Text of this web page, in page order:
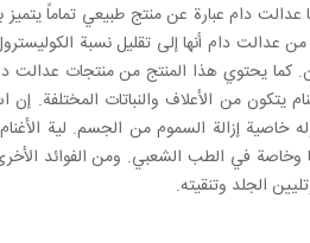
عدالت دام عبارة عن منتج طبيعي تماماً
من عدالت دام أنها إلى تقليل نسبة
كما يحتوي هذا المنتج من منتجات عدالت
يتكون من الأعلاف والنباتات
خاصية إزالة السموم من الجسم. لية
في الطب الشعبي. ومن الفوائد الأخرى
الجلد وتنقيته.